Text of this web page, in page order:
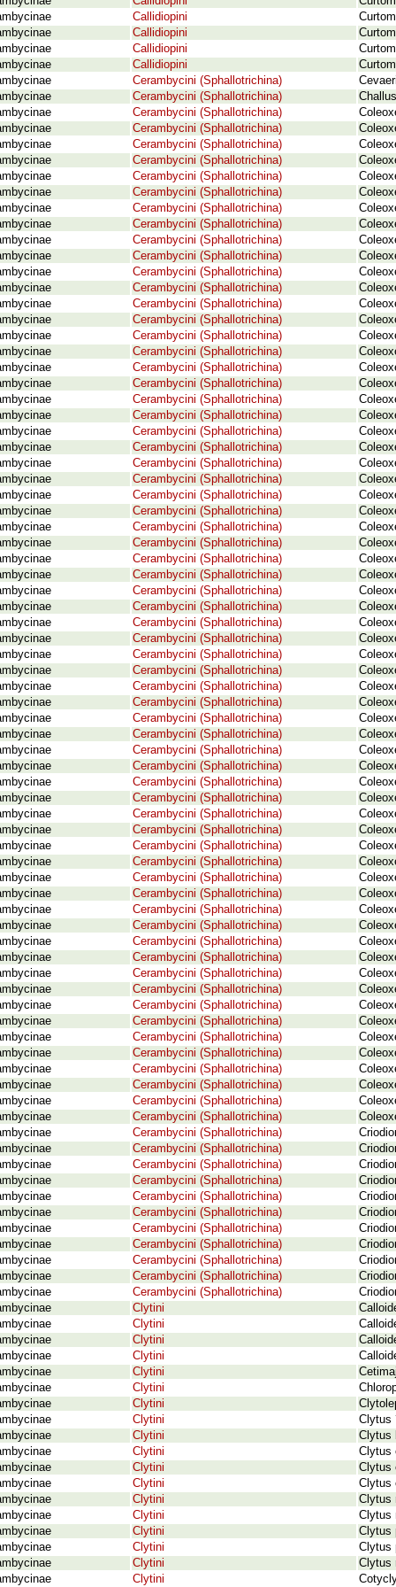
Callidiopini
Callidiopini
Callidiopini
Callidiopini
Cerambycini (Sphallotrichina)
Cerambycini (Sphallotrichina)
Cerambycini (Sphallotrichina)
Cerambycini (Sphallotrichina)
Cerambycini (Sphallotrichina)
Cerambycini (Sphallotrichina)
Cerambycini (Sphallotrichina)
Cerambycini (Sphallotrichina)
Cerambycini (Sphallotrichina)
Cerambycini (Sphallotrichina)
Cerambycini (Sphallotrichina)
Cerambycini (Sphallotrichina)
Cerambycini (Sphallotrichina)
Cerambycini (Sphallotrichina)
Cerambycini (Sphallotrichina)
Cerambycini (Sphallotrichina)
Cerambycini (Sphallotrichina)
Cerambycini (Sphallotrichina)
Cerambycini (Sphallotrichina)
Cerambycini (Sphallotrichina)
Cerambycini (Sphallotrichina)
Cerambycini (Sphallotrichina)
Cerambycini (Sphallotrichina)
Cerambycini (Sphallotrichina)
Cerambycini (Sphallotrichina)
Cerambycini (Sphallotrichina)
Cerambycini (Sphallotrichina)
Cerambycini (Sphallotrichina)
Cerambycini (Sphallotrichina)
Cerambycini (Sphallotrichina)
Cerambycini (Sphallotrichina)
Cerambycini (Sphallotrichina)
Cerambycini (Sphallotrichina)
Cerambycini (Sphallotrichina)
Cerambycini (Sphallotrichina)
Cerambycini (Sphallotrichina)
Cerambycini (Sphallotrichina)
Cerambycini (Sphallotrichina)
Cerambycini (Sphallotrichina)
Cerambycini (Sphallotrichina)
Cerambycini (Sphallotrichina)
Cerambycini (Sphallotrichina)
Cerambycini (Sphallotrichina)
Cerambycini (Sphallotrichina)
Cerambycini (Sphallotrichina)
Cerambycini (Sphallotrichina)
Cerambycini (Sphallotrichina)
Cerambycini (Sphallotrichina)
Cerambycini (Sphallotrichina)
Cerambycini (Sphallotrichina)
Cerambycini (Sphallotrichina)
Cerambycini (Sphallotrichina)
Cerambycini (Sphallotrichina)
Cerambycini (Sphallotrichina)
Cerambycini (Sphallotrichina)
Cerambycini (Sphallotrichina)
Cerambycini (Sphallotrichina)
Cerambycini (Sphallotrichina)
Cerambycini (Sphallotrichina)
Cerambycini (Sphallotrichina)
Cerambycini (Sphallotrichina)
Cerambycini (Sphallotrichina)
Cerambycini (Sphallotrichina)
Cerambycini (Sphallotrichina)
Cerambycini (Sphallotrichina)
Cerambycini (Sphallotrichina)
Cerambycini (Sphallotrichina)
Cerambycini (Sphallotrichina)
Cerambycini (Sphallotrichina)
Cerambycini (Sphallotrichina)
Cerambycini (Sphallotrichina)
Cerambycini (Sphallotrichina)
Cerambycini (Sphallotrichina)
Cerambycini (Sphallotrichina)
Cerambycini (Sphallotrichina)
Cerambycini (Sphallotrichina)
Cerambycini (Sphallotrichina)
Clytini
Clytini
Clytini
Clytini
Clytini
Clytini
Clytini
Clytini
Clytus
Clytini
Clytus
Clytini
Clytus
Clytini
Clytus
Clytini
Clytus
Clytini
Clytus
Clytini
Clytus
Clytini
Clytus
Clytini
Clytus
Clytini
Clytus
Clytini